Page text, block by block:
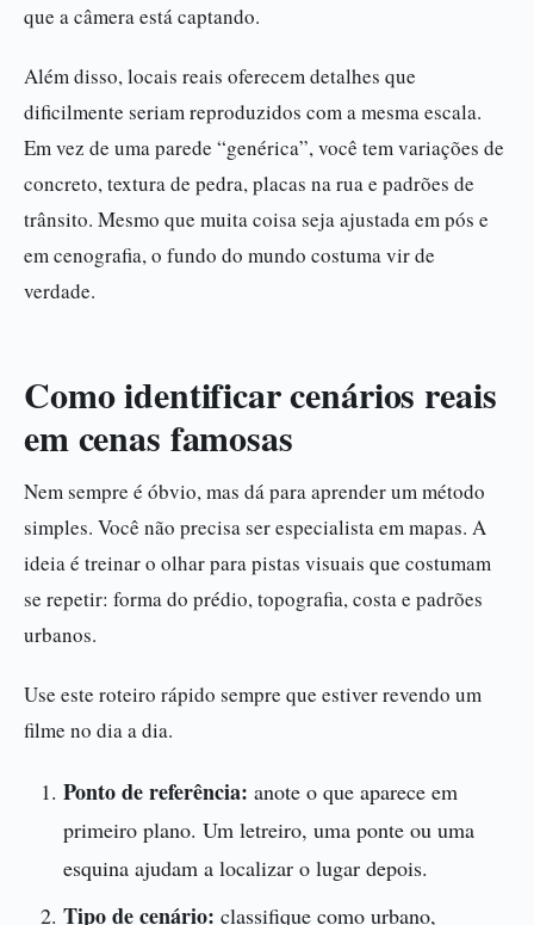
que a câmera está captando.
Além disso, locais reais oferecem detalhes que
dificilmente seriam reproduzidos com a mesma escala.
Em vez de uma parede “genérica”, você tem variações de
concreto, textura de pedra, placas na rua e padrões de
trânsito. Mesmo que muita coisa seja ajustada em pós e
em cenografia, o fundo do mundo costuma vir de
verdade.
Como identificar cenários reais
em cenas famosas
Nem sempre é óbvio, mas dá para aprender um método
simples. Você não precisa ser especialista em mapas. A
ideia é treinar o olhar para pistas visuais que costumam
se repetir: forma do prédio, topografia, costa e padrões
urbanos.
Use este roteiro rápido sempre que estiver revendo um
filme no dia a dia.
Ponto de referência: anote o que aparece em
primeiro plano. Um letreiro, uma ponte ou uma
esquina ajudam a localizar o lugar depois.
Tipo de cenário: classifique como urbano,